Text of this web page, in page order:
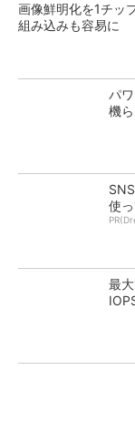
画像鮮明化を1チッ
組み込みも容易に
パ
機
使っ
最